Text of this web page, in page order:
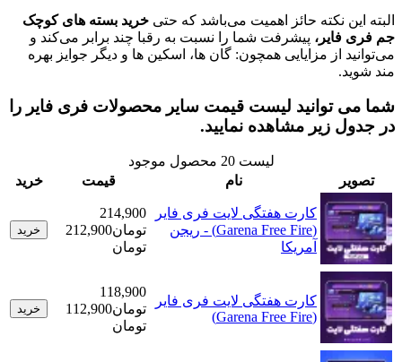
نکته حائز اهمیت می‌باشد که حتیخرید بسته های کوچک
پیشرفت شما را نسبت به رقبا چند برابر می‌کند و
از مزایایی همچون: گان ها، اسکین ها و دیگر جوایز بهره
توانید لیست قیمت سایر محصولات فری فایر را
زیر مشاهده نمایید.
محصول موجود
خرید
کارت هفتگی لایت فری‌ فایر
(Garena Free Fire) - ریجن
آمریکا
214,900
تومان
212,900
خرید
کارت هفتگی لایت فری‌ فایر
(Garena Free Fire)
118,900
تومان112,900
خرید